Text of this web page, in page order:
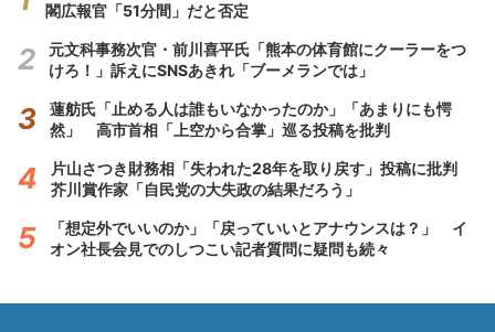
閣広報官「51分間」だと否定
元文科事務次官・前川喜平氏「熊本の体育館にクーラーをつ
けろ！」訴えにSNSあきれ「ブーメランでは」
蓮舫氏「止める人は誰もいなかったのか」「あまりにも愕
然」 高市首相「上空から合掌」巡る投稿を批判
片山さつき財務相「失われた28年を取り戻す」投稿に批判
芥川賞作家「自民党の大失政の結果だろう」
「想定外でいいのか」「戻っていいとアナウンスは？」 イ
オン社長会見でのしつこい記者質問に疑問も続々